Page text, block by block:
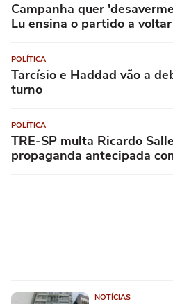
Campanha quer
Lu ensina o partido a
POLÍTICA
Tarcísio e Haddad vão a
turno
POLÍTICA
TRE-SP multa Ricardo
propaganda antecipada
NOTÍCIAS